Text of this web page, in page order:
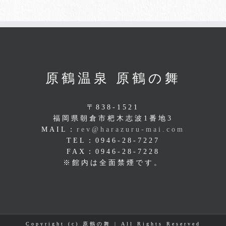
原鶴温泉 原鶴の舞
〒838-1521
福岡県朝倉市杷木志波1番地3
MAIL： rev@harazuru-mai.com
TEL：0946-28-7227
FAX：0946-28-7228
※館内は全面禁煙です。
Copyright (c) 原鶴の舞 | All Rights Reserved